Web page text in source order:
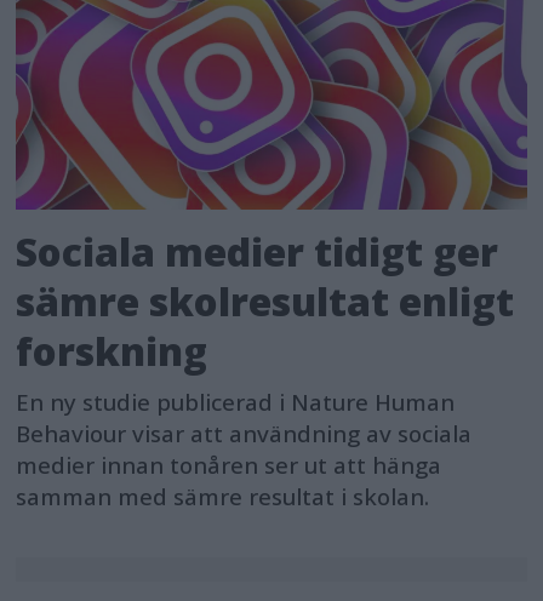
Sociala medier tidigt ger
sämre skolresultat enligt
forskning
En ny studie publicerad i Nature Human
Behaviour visar att användning av sociala
medier innan tonåren ser ut att hänga
samman med sämre resultat i skolan.